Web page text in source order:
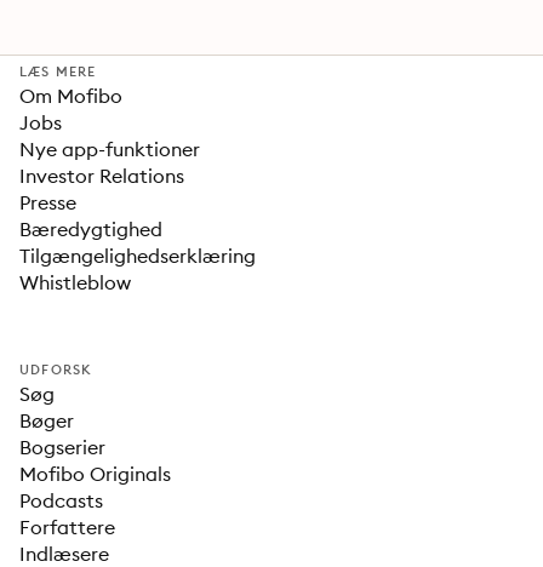
LÆS MERE
Om Mofibo
Jobs
Nye app-funktioner
Investor Relations
Presse
Bæredygtighed
Tilgængelighedserklæring
Whistleblow
UDFORSK
Søg
Bøger
Bogserier
Mofibo Originals
Podcasts
Forfattere
Indlæsere